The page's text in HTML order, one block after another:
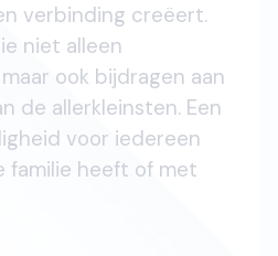
verbinding creëert.
niet alleen
ook bijdragen aan
de allerkleinsten. Een
voor iedereen
familie heeft of met